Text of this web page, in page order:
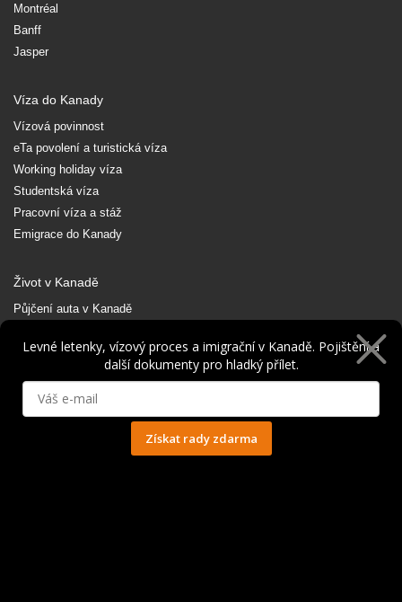
Montréal
Banff
Jasper
Víza do Kanady
Vízová povinnost
eTa povolení a turistická víza
Working holiday víza
Studentská víza
Pracovní víza a stáž
Emigrace do Kanady
Život v Kanadě
Půjčení auta v Kanadě
Ubytování v Kanadě
Práce v Kanadě
Vrácení daní z Kanady
Levné letenky, vízový proces a imigrační v Kanadě. Pojištění a
další dokumenty pro hladký přílet.
Získat rady zdarma